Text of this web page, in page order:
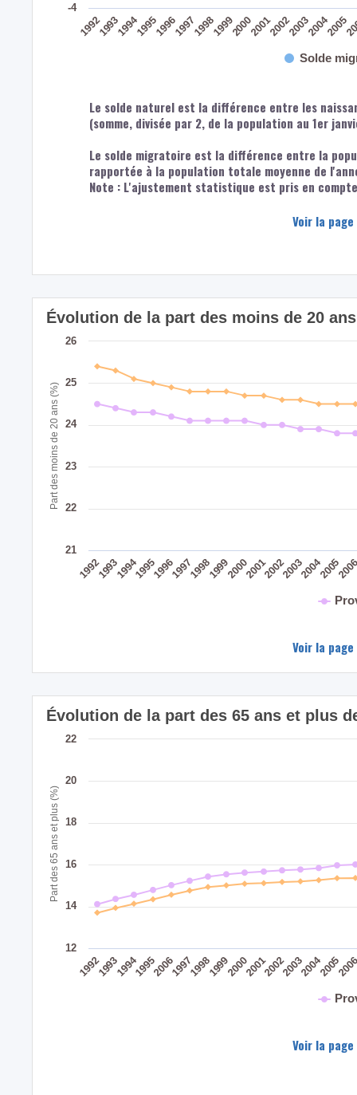
19921993199419951996199719981999200020012002200320042005
-4
Solde
Le solde naturel est la différence entre les
(somme, divisée par 2, de la population au 1er
Le solde migratoire est la différence entre la
rapportée à la population totale moyenne de
Note : L'ajustement statistique est pris en
Voir la
Part des moins de 20 ans (%)
Évolution de la part des moins de 20
19921993199419951996199719981999200020012002200320042005
21
22
23
24
25
26
Voir la
Part des 65 ans et plus (%)
Évolution de la part des 65 ans et plus
19921993199419952006199719981999200020012002200320042005
12
14
16
18
20
22
Voir la